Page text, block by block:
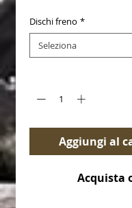
Dischi freno *
Aggiungi al
Acquista